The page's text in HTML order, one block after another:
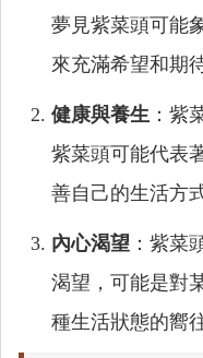
夢見紫菜頭可能
來充滿希望和期待
健康與養生 ：紫
紫菜頭可能代表
善自己的生活方式
內心渴望 ：紫菜
渴望，可能是對
種生活狀態的嚮往